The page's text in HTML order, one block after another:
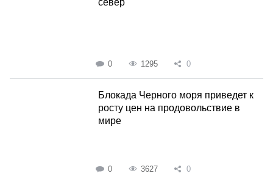
север
0 1295 0
Блокада Черного моря приведет к
росту цен на продовольствие в
мире
0 3627 0